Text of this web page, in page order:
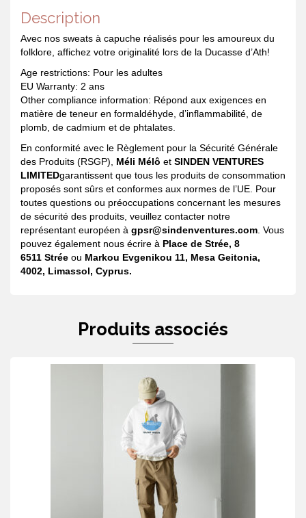
Description
Avec nos sweats à capuche réalisés pour les amoureux du
folklore, affichez votre originalité lors de la Ducasse d’Ath!
Age restrictions: Pour les adultes
EU Warranty: 2 ans
Other compliance information: Répond aux exigences en
matière de teneur en formaldéhyde, d’inflammabilité, de
plomb, de cadmium et de phtalates.
En conformité avec le Règlement pour la Sécurité Générale
des Produits (RSGP), Méli Mélô et SINDEN VENTURES
LIMITEDgarantissent que tous les produits de consommation
proposés sont sûrs et conformes aux normes de l’UE. Pour
toutes questions ou préoccupations concernant les mesures
de sécurité des produits, veuillez contacter notre
représentant européen à gpsr@sindenventures.com . Vous
pouvez également nous écrire à Place de Strée, 8
6511 Strée ou Markou Evgenikou 11, Mesa Geitonia,
4002, Limassol, Cyprus.
Produits associés